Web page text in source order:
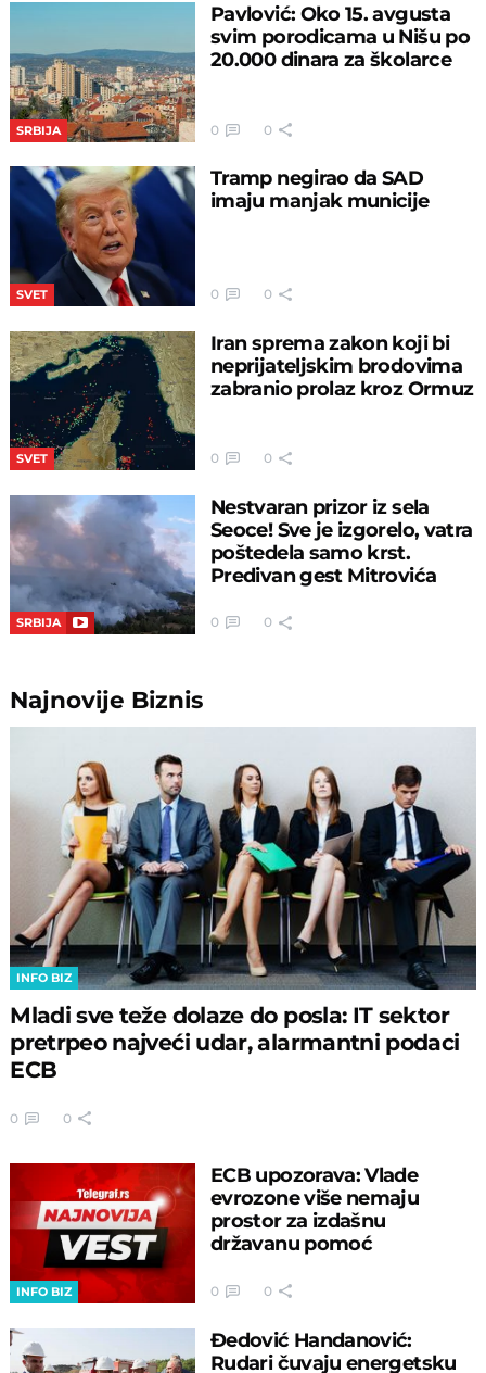
SRBIJA
Pavlović: Oko 15. avgusta
svim porodicama u Nišu po
20.000 dinara za školarce
0 0
SVET
Tramp negirao da SAD
imaju manjak municije
0 0
SVET
Iran sprema zakon koji bi
neprijateljskim brodovima
zabranio prolaz kroz Ormuz
0 0
SRBIJA
Nestvaran prizor iz sela
Seoce! Sve je izgorelo, vatra
poštedela samo krst.
Predivan gest Mitrovića
0 0
Najnovije Biznis
INFO BIZ
Mladi sve teže dolaze do posla: IT sektor
pretrpeo najveći udar, alarmantni podaci
ECB
0 0
INFO BIZ
ECB upozorava: Vlade
evrozone više nemaju
prostor za izdašnu
državanu pomoć
0 0
Đedović Handanović:
Rudari čuvaju energetsku